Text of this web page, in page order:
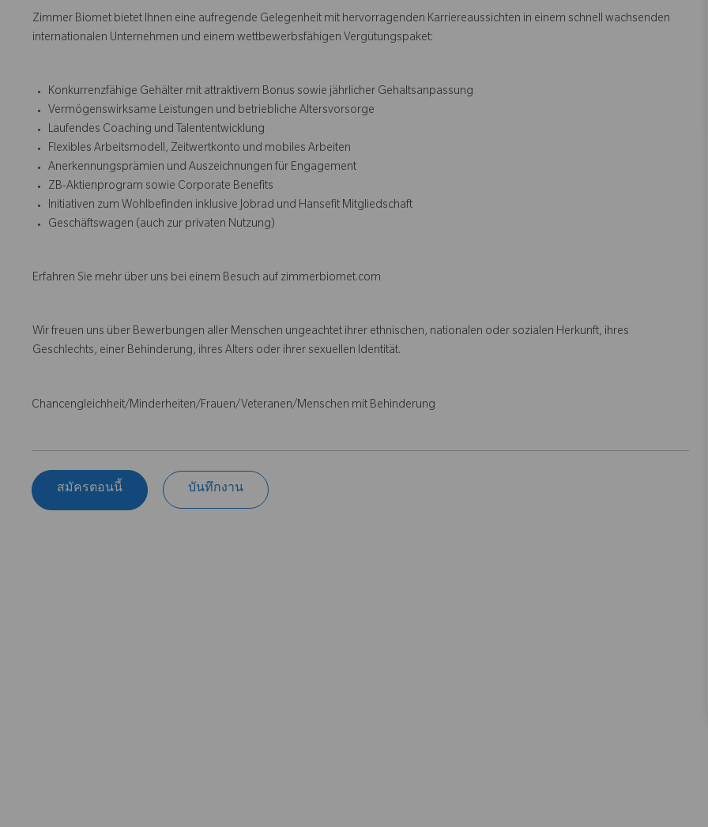
Zimmer Biomet bietet Ihnen eine aufregende Gelegenheit mit hervorragenden Karriereaussichten in einem schnell wachsenden
internationalen Unternehmen und einem wettbewerbsfähigen Vergütungspaket:
Konkurrenzfähige Gehälter mit attraktivem Bonus sowie jährlicher Gehaltsanpassung
Vermögenswirksame Leistungen und betriebliche Altersvorsorge
Laufendes Coaching und Talententwicklung
Flexibles Arbeitsmodell, Zeitwertkonto und mobiles Arbeiten
Anerkennungsprämien und Auszeichnungen für Engagement
ZB-Aktienprogram sowie Corporate Benefits
Initiativen zum Wohlbefinden inklusive Jobrad und Hansefit Mitgliedschaft
Geschäftswagen (auch zur privaten Nutzung)
Erfahren Sie mehr über uns bei einem Besuch auf zimmerbiomet.com
Wir freuen uns über Bewerbungen aller Menschen ungeachtet ihrer ethnischen, nationalen oder sozialen Herkunft, ihres
Geschlechts, einer Behinderung, ihres Alters oder ihrer sexuellen Identität.
Chancengleichheit/Minderheiten/Frauen/Veteranen/Menschen mit Behinderung
สมัครตอนนี้ บันทึกงาน